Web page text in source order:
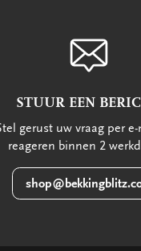
STUUR EEN
gerust uw vraag per
reageren binnen 2